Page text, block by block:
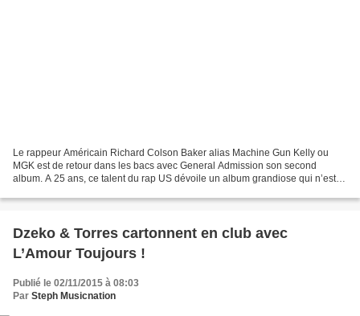
Le rappeur Américain Richard Colson Baker alias Machine Gun Kelly ou
MGK est de retour dans les bacs avec General Admission son second
album. A 25 ans, ce talent du rap US dévoile un album grandiose qui n’est
Dzeko & Torres cartonnent en club avec
L’Amour Toujours !
Publié le 02/11/2015 à 08:03
Par Steph Musicnation